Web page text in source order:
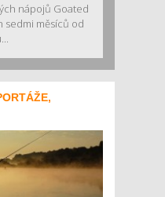
nápojů Goated
sedmi měsíců od